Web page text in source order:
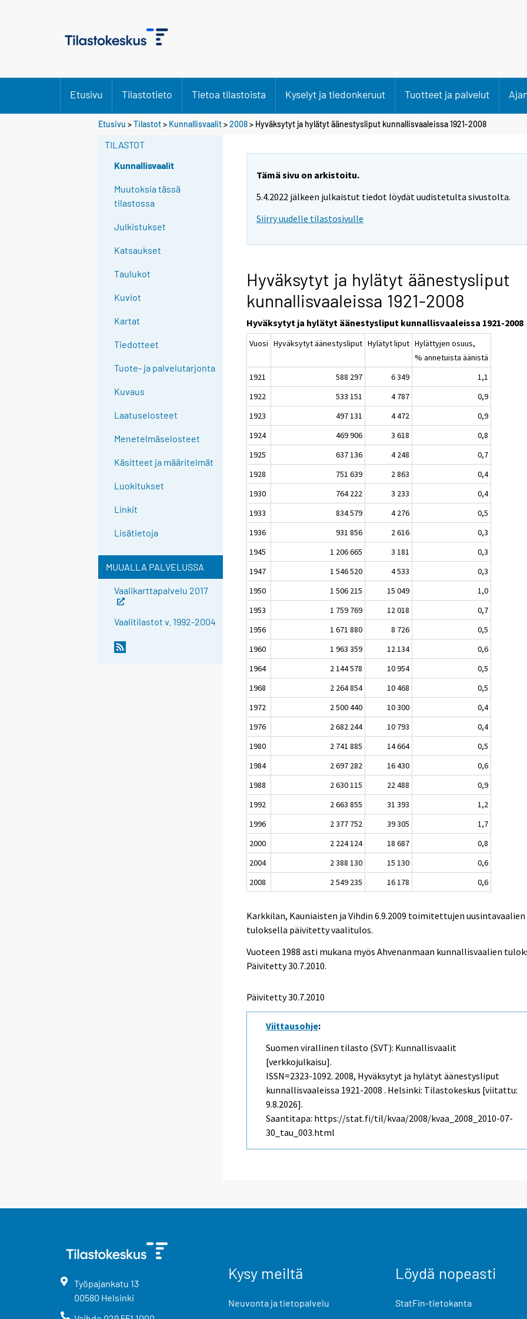
Etusivu Tilastotieto Tietoa tilastoista Kyselyt ja tiedonkeruut Tuotteet ja palvelut
Etusivu >Tilastot> Kunnallisvaalit>2008> Hyväksytyt ja hylätyt äänestysliput kunnallisvaaleissa 1921-2008
TILASTOT
Kunnallisvaalit
Muutoksia tässä
tilastossa
Julkistukset
Katsaukset
Taulukot
Kuviot
Kartat
Tiedotteet
Tuote- ja palvelutarjonta
Kuvaus
Laatuselosteet
Menetelmäselosteet
Käsitteet ja määritelmät
Luokitukset
Linkit
Lisätietoja
MUUALLA PALVELUSSA
Vaalikarttapalvelu 2017
Vaalitilastot v. 1992-2004
Tämä sivu on arkistoitu.
5.4.2022 jälkeen julkaistut tiedot löydät uudistetulta sivustolta.
Siirry uudelle tilastosivulle
Hyväksytyt ja hylätyt äänestysliput
kunnallisvaaleissa 1921-2008
Hyväksytyt ja hylätyt äänestysliput kunnallisvaaleissa 1921-2008
Vuosi Hyväksytyt äänestysliput Hylätyt liput Hylättyjen osuus,
% annetuista äänistä
1921
588 297 6 349
1,1
1922
533 151 4 787
0,9
1923
497 131 4 472
0,9
1924
469 906 3 618
0,8
1925
637 136 4 248
0,7
1928
751 639 2 863
0,4
1930
764 222 3 233
0,4
1933
834 579 4 276
0,5
1936
931 856 2 616
0,3
1945
1 206 665 3 181
0,3
1947
1 546 520 4 533
0,3
1950
1 506 215 15 049
1,0
1953
1 759 769 12 018
0,7
1956
1 671 880 8 726
0,5
1960
1 963 359 12 134
0,6
1964
2 144 578 10 954
0,5
1968
2 264 854 10 468
0,5
1972
2 500 440 10 300
0,4
1976
2 682 244 10 793
0,4
1980
2 741 885 14 664
0,5
1984
2 697 282 16 430
0,6
1988
2 630 115 22 488
0,9
1992
2 663 855 31 393
1,2
1996
2 377 752 39 305
1,7
2000
2 224 124 18 687
0,8
2004
2 388 130 15 130
0,6
2008
2 549 235 16 178 0,6
Karkkilan, Kauniaisten ja Vihdin 6.9.2009 toimitettujen uusintavaalien
tuloksella päivitetty vaalitulos.
Vuoteen 1988 asti mukana myös Ahvenanmaan kunnallisvaalien
Päivitetty 30.7.2010.
Päivitetty30.7.2010
Viittausohje:
Suomen virallinen tilasto (SVT): Kunnallisvaalit
[verkkojulkaisu].
ISSN=2323-1092. 2008, Hyväksytyt ja hylätyt äänestysliput
kunnallisvaaleissa 1921-2008 . Helsinki: Tilastokeskus [viitattu:
9.8.2026].
Saantitapa: https://stat.fi/til/kvaa/2008/kvaa_2008_2010-07-
30_tau_003.html
Työpajankatu 13
00580 Helsinki
Kysy meiltä
Neuvonta ja tietopalvelu
Löydä nopeasti
StatFin-tietokanta